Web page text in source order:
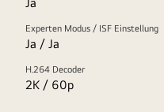
Experten Modus / ISF Einstellung
Ja / Ja
H.264 Decoder
2K / 60p